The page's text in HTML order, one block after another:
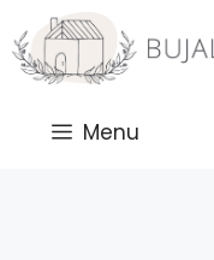
Saltar
al
contenido
Menu